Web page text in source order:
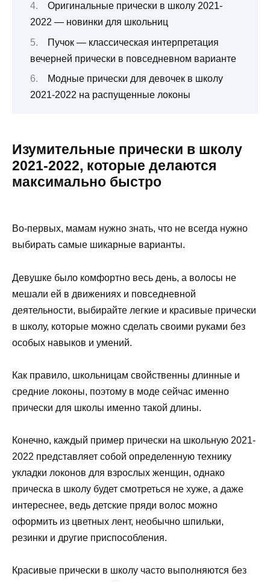
Оригинальные прически в школу 2021-
2022 — новинки для школьниц
Пучок — классическая интерпретация
вечерней прически в повседневном варианте
Модные прически для девочек в школу
2021-2022 на распущенные локоны
Изумительные прически в школу
2021-2022, которые делаются
максимально быстро
Во-первых, мамам нужно знать, что не всегда нужно
выбирать самые шикарные варианты.
Девушке было комфортно весь день, а волосы не
мешали ей в движениях и повседневной
деятельности, выбирайте легкие и красивые прически
в школу, которые можно сделать своими руками без
особых навыков и умений.
Как правило, школьницам свойственны длинные и
средние локоны, поэтому в моде сейчас именно
прически для школы именно такой длины.
Конечно, каждый пример прически на школьную 2021-
2022 представляет собой определенную технику
укладки локонов для взрослых женщин, однако
прическа в школу будет смотреться не хуже, а даже
интереснее, ведь детские пряди волос можно
оформить из цветных лент, необычно шпильки,
резинки и другие приспособления.
Красивые прически в школу часто выполняются без